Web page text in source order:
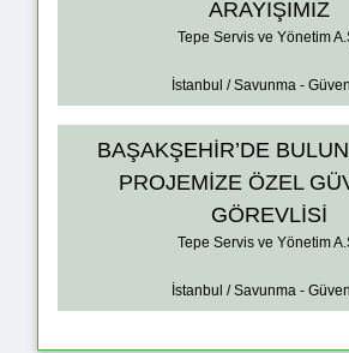
ARAYIŞIMIZ
Tepe Servis ve Yönetim
İstanbul / Savunma -
BAŞAKŞEHİR’DE
PROJEMİZE ÖZEL
GÖREVLİSİ
Tepe Servis ve Yönetim
İstanbul / Savunma -